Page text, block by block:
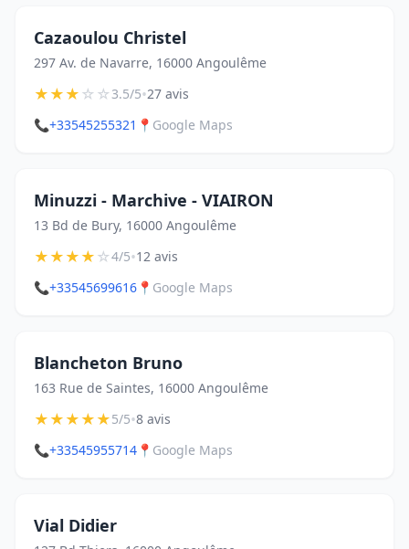
Cazaoulou Christel
297 Av. de Navarre, 16000 Angoulême
★★★☆☆3.5/5•27 avis
📞+33545255321 📍 Google Maps
Minuzzi - Marchive - VIAIRON
13 Bd de Bury, 16000 Angoulême
★★★★☆4/5•12 avis
📞+33545699616 📍 Google Maps
Blancheton Bruno
163 Rue de Saintes, 16000 Angoulême
★★★★★5/5•8 avis
📞+33545955714 📍 Google Maps
Vial Didier